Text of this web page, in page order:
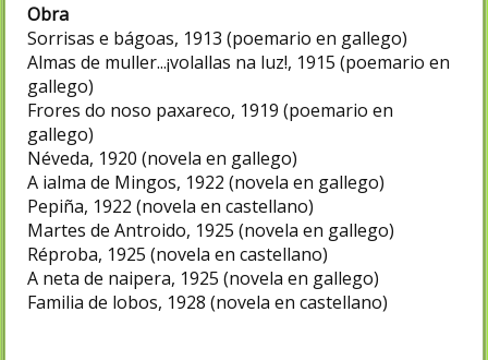
Obra
Sorrisas e bágoas, 1913 (poemario en gallego)
Almas de muller...¡volallas na luz!, 1915 (poemario en
gallego)
Frores do noso paxareco, 1919 (poemario en
gallego)
Néveda, 1920 (novela en gallego)
A ialma de Mingos, 1922 (novela en gallego)
Pepiña, 1922 (novela en castellano)
Martes de Antroido, 1925 (novela en gallego)
Réproba, 1925 (novela en castellano)
A neta de naipera, 1925 (novela en gallego)
Familia de lobos, 1928 (novela en castellano)